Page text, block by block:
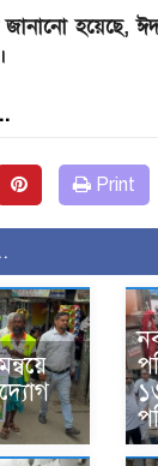
হয়েছে,
Print